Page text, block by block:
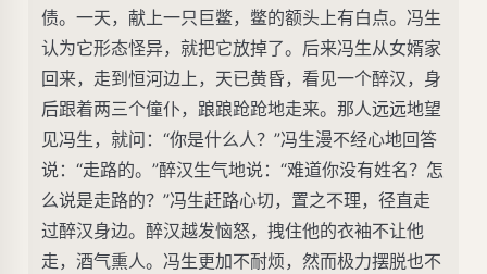
债。一天，献上一只巨鳖，鳖的额头上有白点。冯生
认为它形态怪异，就把它放掉了。后来冯生从女婿家
回来，走到恒河边上，天已黄昏，看见一个醉汉，身
后跟着两三个僮仆，踉踉跄跄地走来。那人远远地望
见冯生，就问：“你是什么人？”冯生漫不经心地回答
说：“走路的。”醉汉生气地说：“难道你没有姓名？怎
么说是走路的？”冯生赶路心切，置之不理，径直走
过醉汉身边。醉汉越发恼怒，拽住他的衣袖不让他
走，酒气熏人。冯生更加不耐烦，然而极力摆脱也不